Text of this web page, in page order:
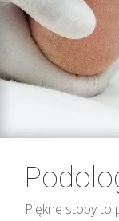
Piękne stopy to